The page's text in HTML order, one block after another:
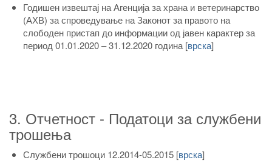
Годишен извештај на Агенција за храна и ветеринарство
(АХВ) за спроведување на Законот за правото на
слободен пристап до информации од јавен карактер за
период 01.01.2020 – 31.12.2020 година[врска]
3. Отчетност - Податоци за службени
трошења
Службени трошоци 12.2014-05.2015 [врска]